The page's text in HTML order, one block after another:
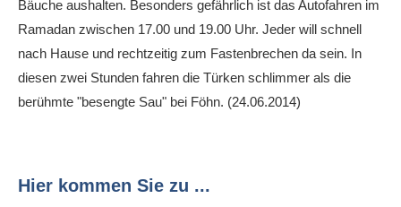
Bäuche aushalten. Besonders gefährlich ist das Autofahren im
Ramadan zwischen 17.00 und 19.00 Uhr. Jeder will schnell
nach Hause und rechtzeitig zum Fastenbrechen da sein. In
diesen zwei Stunden fahren die Türken schlimmer als die
berühmte "besengte Sau" bei Föhn. (24.06.2014)
Hier kommen Sie zu ...